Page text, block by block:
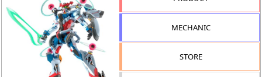
形
MECHANIC
STORE